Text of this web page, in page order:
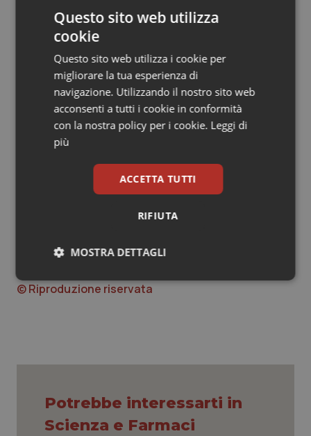
condivise e coerenti a livello comunitario sul tema dei
medicinali sottoposti a monitoraggio addizionale, ha
aperto sul proprio sito istituzionale una sezione
dedicata a questo importante aspetto introdotto dalla
nuova legislazione di farmacovigilanza.
Si tratta infatti di un provvedimento che rafforza la
sorveglianza post marketing a tutela della salute dei
cittadini – sottolinea l'Aifa – e che prevede un’ulteriore
disponibili dati di sicurezza limitati, nell’ottica della
trasparenza e del maggior coinvolgimento di pazienti e
operatori sanitari nella segnalazione di reazioni
26 Aprile 2013
© Riproduzione riservata
Potrebbe interessarti in
Scienza e Farmaci
Questo sito web utilizza
cookie
Questo sito web utilizza i cookie per
migliorare la tua esperienza di
navigazione. Utilizzando il nostro sito web
acconsenti a tutti i cookie in conformità
con la nostra policy per i cookie. Leggi di
più
ACCETTA TUTTI
RIFIUTA
MOSTRA DETTAGLI
Necessari Statistici Marketing
I cookie necessari contribuiscono a rendere fruibile il
navigazione sulle pagine e l'accesso alle aree